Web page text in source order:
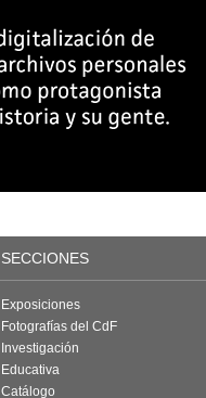
SECCIONES
Exposiciones
Fotografías del CdF
Investigación
Educativa
Catálogo